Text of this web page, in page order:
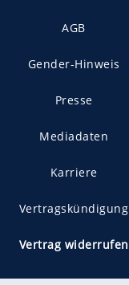
AGB
Gender-Hinweis
Presse
Mediadaten
Karriere
Vertragskündigung
Vertrag widerrufen